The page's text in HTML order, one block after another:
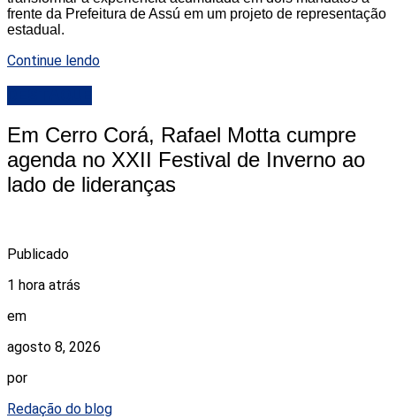
frente da Prefeitura de Assú em um projeto de representação
estadual.
Continue lendo
Em Cerro Corá, Rafael Motta cumpre
agenda no XXII Festival de Inverno ao
lado de lideranças
Publicado
1 hora atrás
em
agosto 8, 2026
por
Redação do blog